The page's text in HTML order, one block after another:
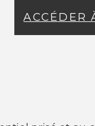
ACCÉDER